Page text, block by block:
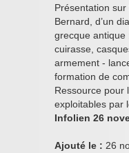
Présentation
Bernard, d’un
grecque antique
cuirasse,
armement -
formation de
Ressource pour
exploitables par
Infolien 26
Ajouté le : 26